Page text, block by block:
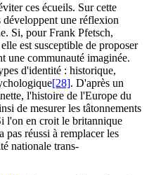
ces écueils. Sur cette
une réflexion
Si, pour Frank Pfetsch,
est susceptible de proposer
une communauté imaginée.
d'identité : historique,
[28]. D'après un
l'histoire de l'Europe du
de mesurer les tâtonnements
l'on en croit le britannique
réussi à remplacer les
nationale trans-